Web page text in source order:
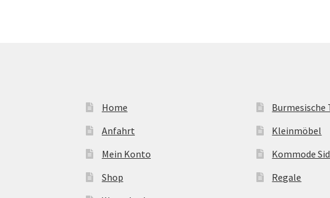
Home
Anfahrt
Mein Konto
Shop
Burmesische
Kleinmöbel
Kommode
Regale